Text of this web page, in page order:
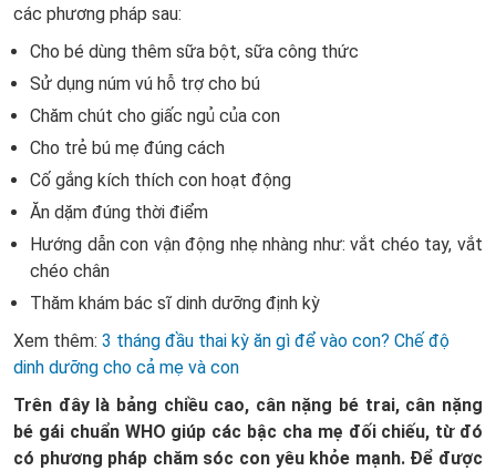
các phương pháp sau:
Cho bé dùng thêm sữa bột, sữa công thức
Sử dụng núm vú hỗ trợ cho bú
Chăm chút cho giấc ngủ của con
Cho trẻ bú mẹ đúng cách
Cố gắng kích thích con hoạt động
Ăn dặm đúng thời điểm
Hướng dẫn con vận động nhẹ nhàng như: vắt chéo tay, vắt
chéo chân
Thăm khám bác sĩ dinh dưỡng định kỳ
Xem thêm: 3 tháng đầu thai kỳ ăn gì để vào con? Chế độ
dinh dưỡng cho cả mẹ và con
Trên đây là bảng chiều cao, cân nặng bé trai, cân nặng
bé gái chuẩn WHO giúp các bậc cha mẹ đối chiếu, từ đó
có phương pháp chăm sóc con yêu khỏe mạnh. Để được